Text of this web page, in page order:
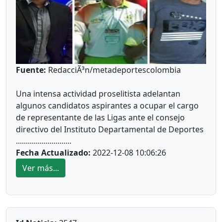
Fuente: RedacciÃ³n/metadeportescolombia
Una intensa actividad proselitista adelantan
algunos candidatos aspirantes a ocupar el cargo
de representante de las Ligas ante el consejo
directivo del Instituto Departamental de Deportes
y Recreación (Idermeta).
Parrado Conteras, elaboró un interesante
documento sobre las gestiones que ha logrado
............................
Fecha Actualizado: 2022-12-08 10:06:26
Ver más...